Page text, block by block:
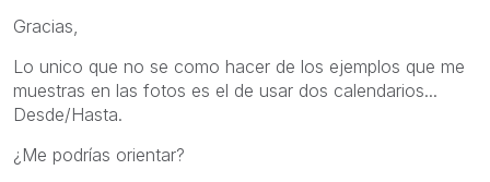
Gracias,
Lo unico que no se como hacer de los ejemplos que me
muestras en las fotos es el de usar dos calendarios...
Desde/Hasta.
¿Me podrías orientar?